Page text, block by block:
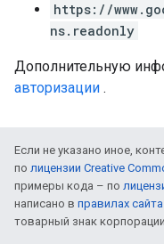
https://
ns.readonly
Дополнительную
авторизации .
Если не указано иное,
по лицензии Creative
примеры кода – по
написано в правилах сайта
товарный знак